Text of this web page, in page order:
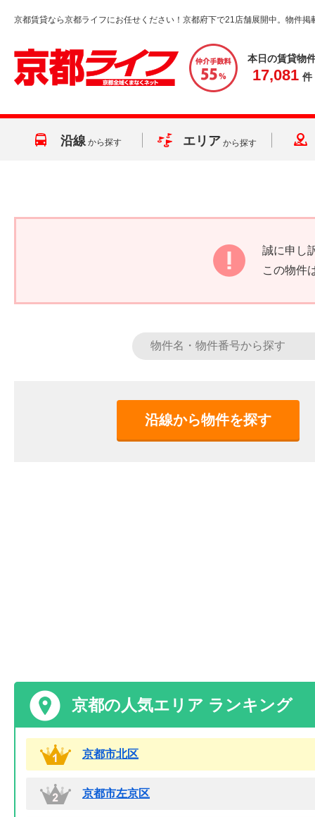
京都賃貸なら京都ライフにお任せください！京都府下で21店舗展開中。物件掲
本日の賃貸物
17,081 件
沿線 から探す エリア から探す
誠に申し
この物件
沿線から物件を探す
京都の人気エリア ランキング
京都市北区
京都市左京区